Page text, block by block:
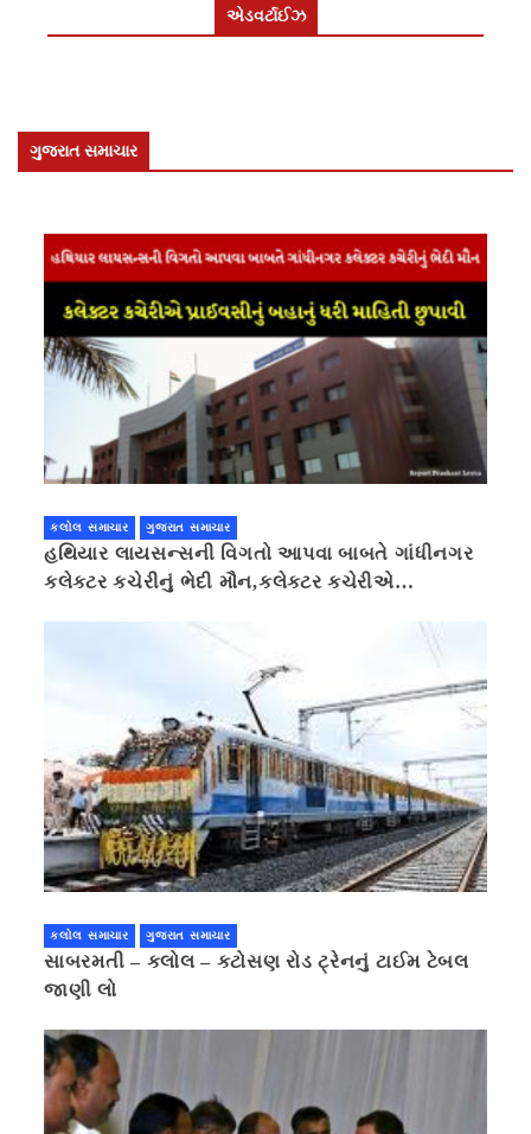
એડવર્ટાઈઝ
ગુજરાત સમાચાર
કલોલ સમાચાર ગુજરાત સમાચાર
હથિયાર લાયસન્સની વિગતો આપવા બાબતે ગાંધીનગર
કલેક્ટર કચેરીનું ભેદી મૌન,કલેક્ટર કચેરીએ
કલોલ સમાચાર ગુજરાત સમાચાર
સાબરમતી – કલોલ – કટોસણ રોડ ટ્રેનનું ટાઈમ ટેબલ
જાણી લો